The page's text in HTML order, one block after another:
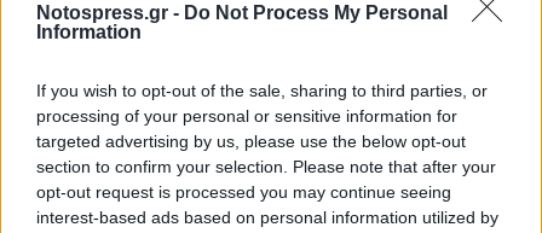
Notospress.gr - Do Not Process My Personal
Information
If you wish to opt-out of the sale, sharing to third parties, or
processing of your personal or sensitive information for
targeted advertising by us, please use the below opt-out
section to confirm your selection. Please note that after your
opt-out request is processed you may continue seeing
interest-based ads based on personal information utilized by